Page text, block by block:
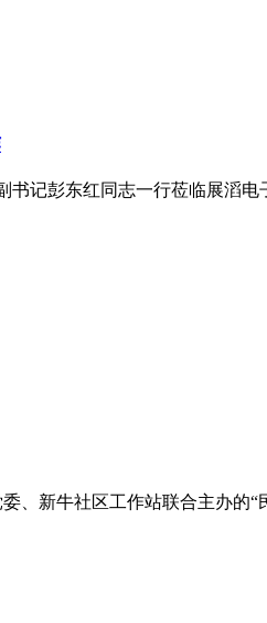
记彭东红同志一行莅临展滔
、新牛社区工作站联合主办的